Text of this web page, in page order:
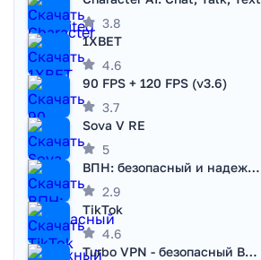
3.8
1XBET
4.6
90 FPS + 120 FPS (v3.6)
3.7
Sova V RE
5
ВПН: безопасный и надежный VPN
2.9
TikTok
4.6
Turbo VPN - безопасный ВПН